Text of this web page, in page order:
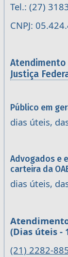
Tel.: (27)
CNPJ:
Atendimento
Justiça
Público em
dias úteis,
Advogados e
carteira da
dias úteis,
(Dias úteis -
(21) 2282-